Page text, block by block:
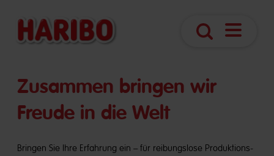
​​Zusammen bringen wir
Freude in die Welt
Bringen Sie Ihre Erfahrung ein – für reibungslose Produktions-